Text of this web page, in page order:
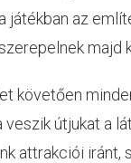
játékban az
majd
követően
veszik útjukat a
attrakciói iránt,